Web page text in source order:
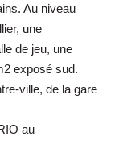
Au niveau
une
de jeu, une
exposé sud.
ville, de la gare
au